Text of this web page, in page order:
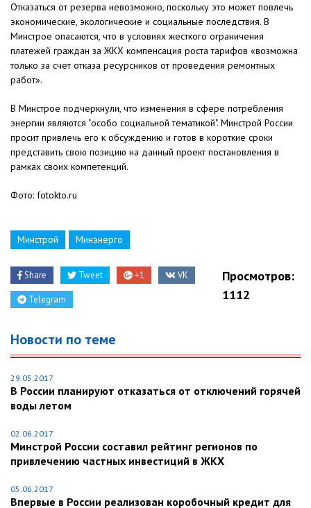
Отказаться от резерва невозможно, поскольку это может повлечь
экономические, экологические и социальные последствия. В
Минстрое опасаются, что в условиях жесткого ограничения
платежей граждан за ЖКХ компенсация роста тарифов «возможна
только за счет отказа ресурсников от проведения ремонтных
работ».
В Минстрое подчеркнули, что изменения в сфере потребления
энергии являются "особо социальной тематикой". Минстрой России
просит привлечь его к обсуждению и готов в короткие сроки
представить свою позицию на данный проект постановления в
рамках своих компетенций.
Фото: fotokto.ru
Минстрой Минэнерго
Share Tweet +1 VK
Telegram
Просмотров:
1112
Новости по теме
29.05.2017
В России планируют отказаться от отключений горячей
воды летом
02.06.2017
Минстрой России составил рейтинг регионов по
привлечению частных инвестиций в ЖКХ
05.06.2017
Впервые в России реализован коробочный кредит для